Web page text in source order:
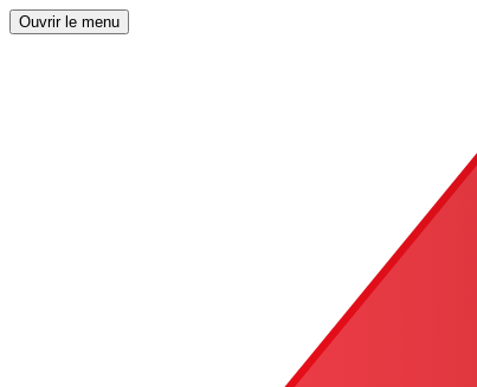
Ouvrir le menu